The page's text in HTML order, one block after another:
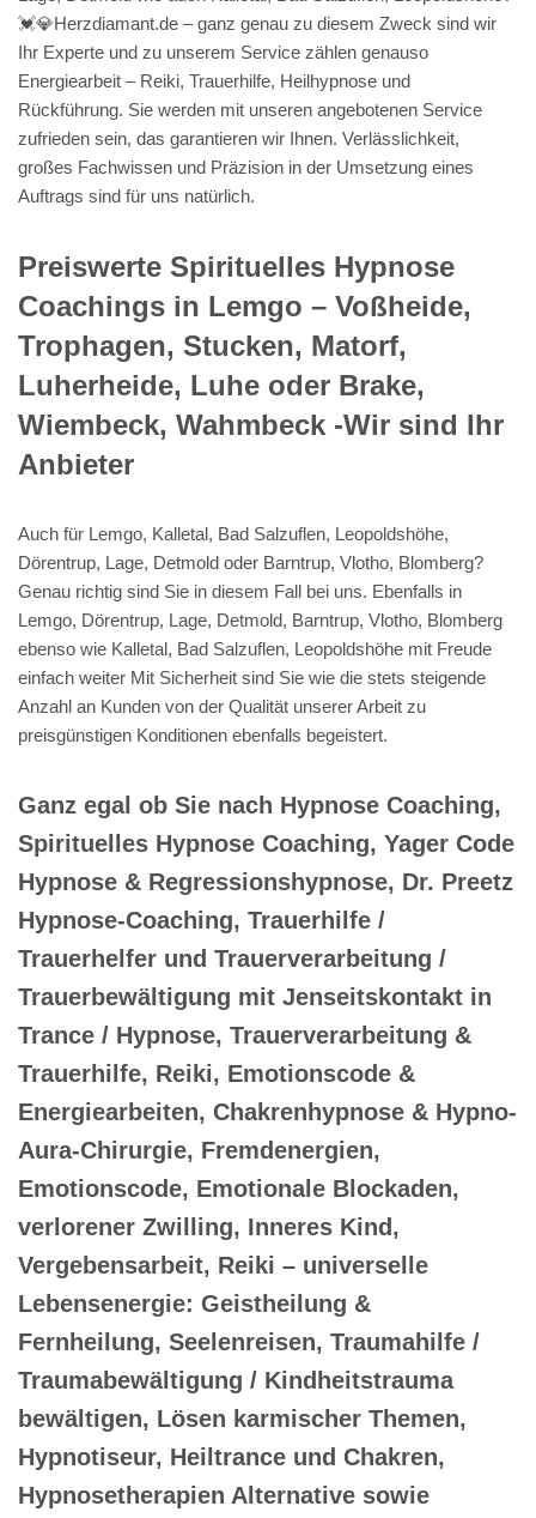
💓️💎Herzdiamant.de – ganz genau zu diesem Zweck sind wir
Ihr Experte und zu unserem Service zählen genauso
Energiearbeit – Reiki, Trauerhilfe, Heilhypnose und
Rückführung. Sie werden mit unseren angebotenen Service
zufrieden sein, das garantieren wir Ihnen. Verlässlichkeit,
großes Fachwissen und Präzision in der Umsetzung eines
Auftrags sind für uns natürlich.
Preiswerte Spirituelles Hypnose
Coachings in Lemgo – Voßheide,
Trophagen, Stucken, Matorf,
Luherheide, Luhe oder Brake,
Wiembeck, Wahmbeck -Wir sind Ihr
Anbieter
Auch für Lemgo, Kalletal, Bad Salzuflen, Leopoldshöhe,
Dörentrup, Lage, Detmold oder Barntrup, Vlotho, Blomberg?
Genau richtig sind Sie in diesem Fall bei uns. Ebenfalls in
Lemgo, Dörentrup, Lage, Detmold, Barntrup, Vlotho, Blomberg
ebenso wie Kalletal, Bad Salzuflen, Leopoldshöhe mit Freude
einfach weiter Mit Sicherheit sind Sie wie die stets steigende
Anzahl an Kunden von der Qualität unserer Arbeit zu
preisgünstigen Konditionen ebenfalls begeistert.
Ganz egal ob Sie nach Hypnose Coaching,
Spirituelles Hypnose Coaching, Yager Code
Hypnose & Regressionshypnose, Dr. Preetz
Hypnose-Coaching, Trauerhilfe /
Trauerhelfer und Trauerverarbeitung /
Trauerbewältigung mit Jenseitskontakt in
Trance / Hypnose, Trauerverarbeitung &
Trauerhilfe, Reiki, Emotionscode &
Energiearbeiten, Chakrenhypnose & Hypno-
Aura-Chirurgie, Fremdenergien,
Emotionscode, Emotionale Blockaden,
verlorener Zwilling, Inneres Kind,
Vergebensarbeit, Reiki – universelle
Lebensenergie: Geistheilung &
Fernheilung, Seelenreisen, Traumahilfe /
Traumabewältigung / Kindheitstrauma
bewältigen, Lösen karmischer Themen,
Hypnotiseur, Heiltrance und Chakren,
Hypnosetherapien Alternative sowie